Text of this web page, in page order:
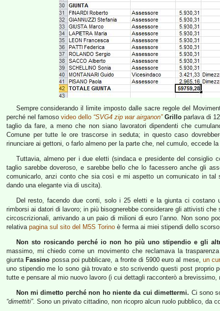
Sempre considerando il limite imposto dalle sacre regole del
perché nel famoso video dello “SVG4 zip war airganon” Grillo parlava di
taglio da fare, a meno che non siano lavoratori dipendenti che
Comune per tutte le ore trascorse in seduta; in questo caso
rinunciare ai gettoni, o farlo almeno per la parte che, nel cumulo, eccede
Tuttavia, almeno per i due eletti (sindaca e presidente del consiglio
taglio sarebbe doveroso, e sarebbe bello che lo facessero anche gli
comunicarlo, anzi conto che sia così e mi aspetto un comunicato in
dando una elegante via di uscita).
Del resto, facendo due conti, solo i 25 eletti e la giunta ci costano
rimborsi ai datori di lavoro; in più bisognerebbe considerare gli attivisti
circoscrizionali, arrivando a un paio di milioni di euro l’anno. Non sono
relativa pagina sul sito del M5S Torino è ferma ai miei stipendi dello
Non sto rosicando perché io non ho più uno stipendio e gli
massimo, mi chiedo come un movimento che reclamava la
giunta Fassino possa poi pubblicare, a fronte di 5900 euro al mese,un
uno stipendio me lo sono già trovato e sto scrivendo questi post proprio
tutte e pensare al mio nuovo lavoro (i cui dettagli racconterò a brevissimo,
Non mi dimetto perché non ho niente da cui dimettermi. Ci sono
“dimettiti”. Sono un privato cittadino, non ricopro alcun ruolo pubblico, da